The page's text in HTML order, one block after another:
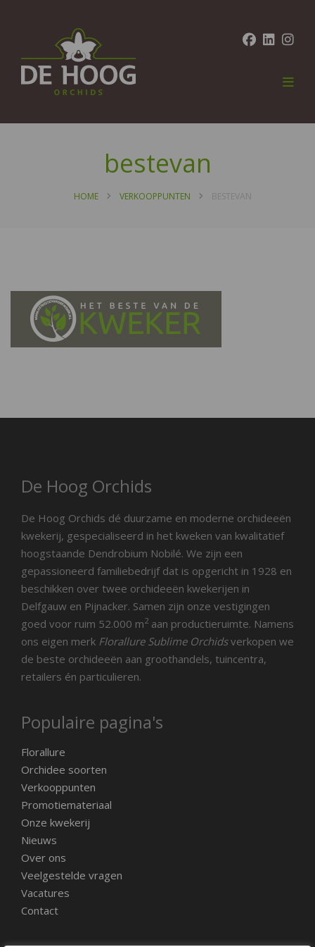
bestevan
HOME VERKOOPPUNTEN BESTEVAN
De Hoog Orchids
De Hoog Orchids dé duurzame en moderne orchideeën
kwekerij, gespecialiseerd in het kweken van kwalitatief
hoogstaande Dendrobium Nobilé. We zijn een
gepassioneerd familiebedrijf dat is opgericht in 1928 en
beschikken over twee orchideeën kwekerijen in
Delfgauw en Pijnacker. Samen zijn onze vestigingen
goed voor ruim 52.000 m2 aan productieruimte. Namens
ons eigen merk Florallure Sublime Orchidsverkopen we
de beste orchideeën aan groothandels, tuincentra,
retailers én particulieren.
Populaire pagina's
Florallure
Orchidee soorten
Verkooppunten
Promotiemateriaal
Onze kwekerij
Nieuws
Over ons
Veelgestelde vragen
Vacatures
Contact